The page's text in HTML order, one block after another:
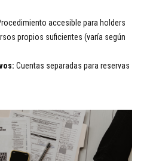
accesible para holders
propios suficientes (varía según
Cuentas separadas para reservas